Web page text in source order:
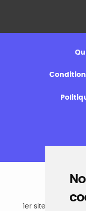
1er site emploi du